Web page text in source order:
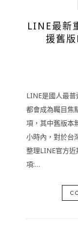
LINE最新
援舊
LINE是國人最
都會成為矚目焦
項，其中舊版本
小時內，對於台
整理LINE官方
項:…